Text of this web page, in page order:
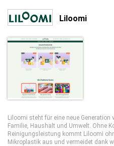
Liloomi
Liloomi steht für eine neue
Familie, Haushalt und Umwelt. Ohne
Reinigungsleistung kommt Liloomi
Mikroplastik aus und vermeidet dank